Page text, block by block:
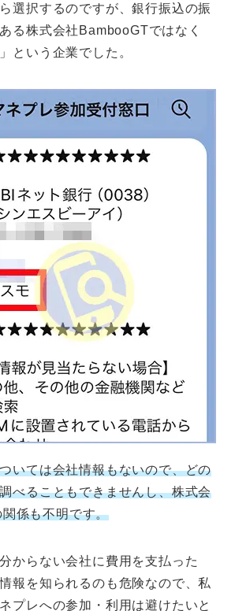
選択するのですが、銀行振込の振
る株式会社BambooGTではなく
」という企業でした。
いては会社情報もないので、どの
べることもできませんし、株式会
係も不明です。
からない会社に費用を支払った
報を知られるのも危険なので、私
プレへの参加・利用は避けたいと